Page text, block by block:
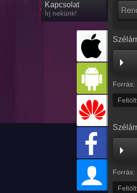
Kapcsolat
Írj nekünk!
Forrás:
Forrás: